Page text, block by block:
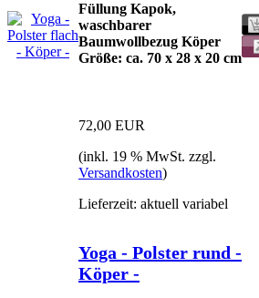
Füllung Kapok,
waschbarer
Baumwollbezug Köper
Größe: ca. 70 x 28 x 20 cm
72,00 EUR
(inkl. 19 % MwSt. zzgl.
Versandkosten)
Lieferzeit: aktuell variabel
Yoga - Polster rund -
Köper -